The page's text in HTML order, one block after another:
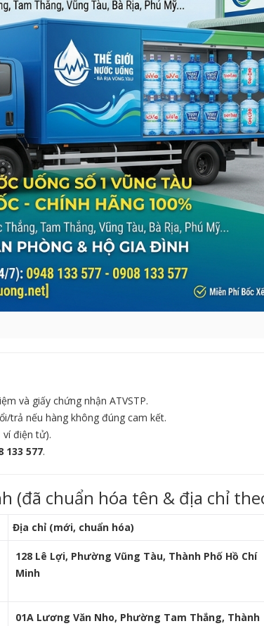
và giấy chứng nhận ATVSTP.
trả nếu hàng không đúng cam kết.
ví điện tử).
133 577.
(đã chuẩn hóa tên & địa chỉ
Địa chỉ (mới, chuẩn hóa)
128 Lê Lợi, Phường Vũng Tàu, Thành Phố Hồ Chí
Minh
01A Lương Văn Nho, Phường Tam Thắng, Thành